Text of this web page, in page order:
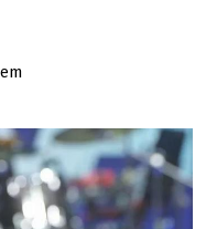
Setor Santa
de 1kg de